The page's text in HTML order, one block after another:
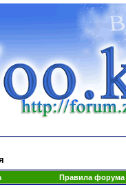
Правила форума